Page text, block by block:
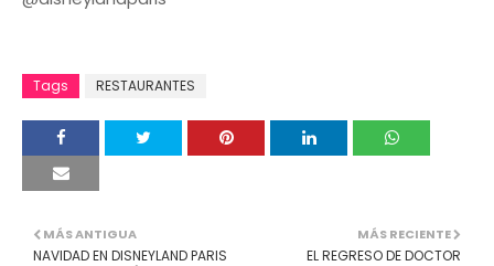
Tags RESTAURANTES
MÁS RECIENTE
EL REGRESO DE DOCTOR
MÁS ANTIGUA
NAVIDAD EN DISNEYLAND PARIS